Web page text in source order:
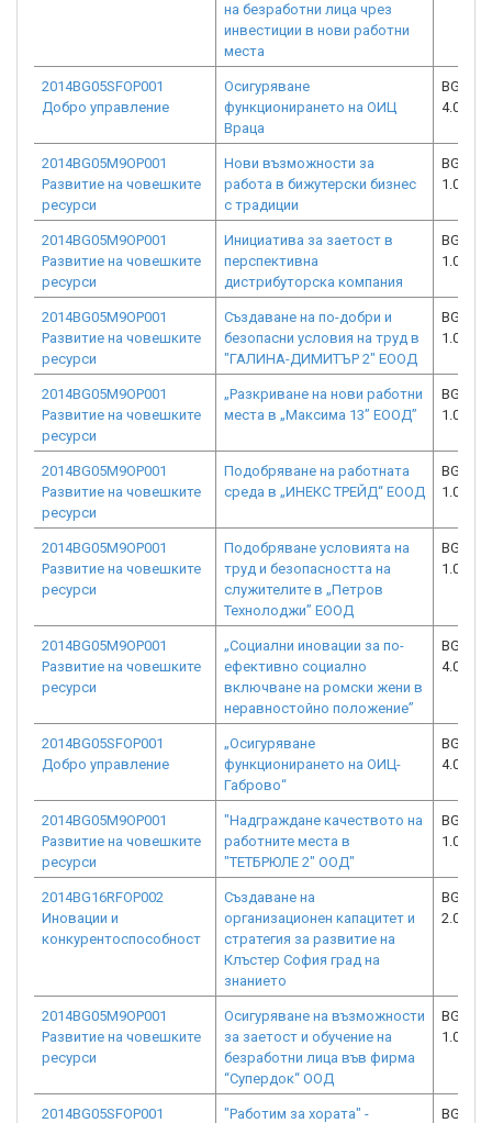
на безработни лица чрез
инвестиции в нови работни
места
2014BG05SFOP001
Добро управление
Осигуряване
функционирането на ОИЦ
Враца
4.001-
2014BG05M9OP001
Развитие на човешките
ресурси
Нови възможности за
работа в бижутерски бизнес
с традиции
1.003-
2014BG05M9OP001
Развитие на човешките
ресурси
Инициатива за заетост в
перспективна
дистрибуторска компания
1.003-
2014BG05M9OP001
Развитие на човешките
ресурси
Създаване на по-добри и
безопасни условия на труд в
"ГАЛИНА-ДИМИТЪР 2" ЕООД
1.008-
2014BG05M9OP001
Развитие на човешките
ресурси
„Разкриване на нови работни
места в „Максима 13” ЕООД”
1.003-
2014BG05M9OP001
Развитие на човешките
ресурси
Подобряване на работната
среда в „ИНЕКС ТРЕЙД“ ЕООД
1.008-
2014BG05M9OP001
Развитие на човешките
ресурси
Подобряване условията на
труд и безопасността на
служителите в „Петров
Технолоджи” ЕООД
1.008-
2014BG05M9OP001
Развитие на човешките
ресурси
„Социални иновации за по-
ефективно социално
включване на ромски жени в
неравностойно положение”
4.001-
2014BG05SFOP001
Добро управление
„Осигуряване
функционирането на ОИЦ-
Габрово“
4.001-
2014BG05M9OP001
Развитие на човешките
ресурси
"Надграждане качеството на
работните места в
"ТЕТБРЮЛЕ 2" ООД"
1.008-
2014BG16RFOP002
Иновации и
конкурентоспособност
Създаване на
организационен капацитет и
стратегия за развитие на
Клъстер София град на
знанието
2.009-
2014BG05M9OP001
Развитие на човешките
ресурси
Осигуряване на възможности
за заетост и обучение на
безработни лица във фирма
“Супердок“ ООД
1.003-
2014BG05SFOP001
"Работим за хората" -